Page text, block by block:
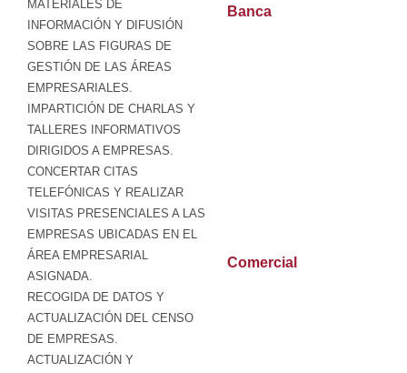
MATERIALES DE
INFORMACIÓN Y DIFUSIÓN
SOBRE LAS FIGURAS DE
GESTIÓN DE LAS ÁREAS
EMPRESARIALES.
IMPARTICIÓN DE CHARLAS Y
TALLERES INFORMATIVOS
DIRIGIDOS A EMPRESAS.
CONCERTAR CITAS
TELEFÓNICAS Y REALIZAR
VISITAS PRESENCIALES A LAS
EMPRESAS UBICADAS EN EL
ÁREA EMPRESARIAL
ASIGNADA.
RECOGIDA DE DATOS Y
ACTUALIZACIÓN DEL CENSO
DE EMPRESAS.
ACTUALIZACIÓN Y
Banca
Comercial